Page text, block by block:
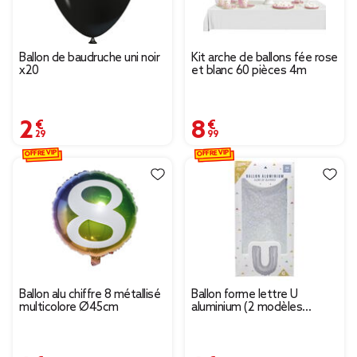
Ballon de baudruche uni noir
x20
2,29 €
Kit arche de ballons fée rose
et blanc 60 pièces 4m
8,99 €
Ballon alu chiffre 8 métallisé
multicolore Ø45cm
OFFRE VIP
Ballon forme lettre U
aluminium (2 modèles
OFFRE VIP